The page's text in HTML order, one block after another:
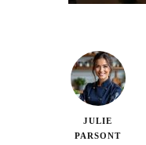
JULIE
PARSONT